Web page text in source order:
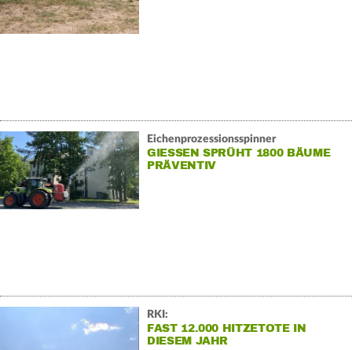
Eichenprozessionsspinner
GIESSEN SPRÜHT 1800 BÄUME P
RÄVENTIV
RKI:
FAST 12.000 HITZETOTE IN
DIESEM JAHR